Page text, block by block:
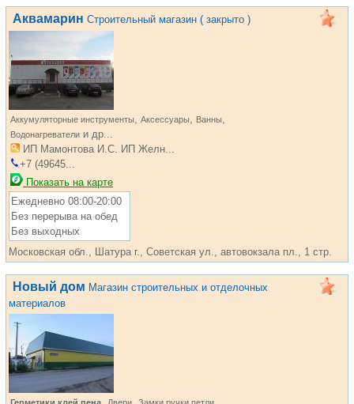
Аквамарин Строительный магазин ( закрыто )
Аккумуляторные инструменты, Аксессуары, Ванны,
Водонагреватели и др...
ИП Мамонтова И.С. ИП Желн...
+7 (49645...
Показать на карте
Ежедневно 08:00-20:00
Без перерыва на обед
Без выходных
Московская обл., Шатура г., Советская ул., автовокзала пл., 1 стр.
Новый дом Магазин строительных и отделочных
материалов